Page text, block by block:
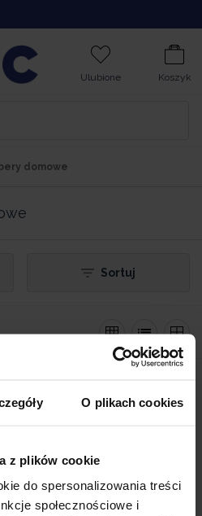
O plikach cookies
z plików cookie
do spersonalizowania treści
społecznościowe i
Ulubione Koszyk
domowe
Sortuj